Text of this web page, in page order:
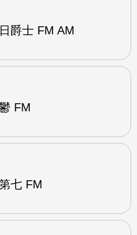
爵士 FM AM
FM
七 FM